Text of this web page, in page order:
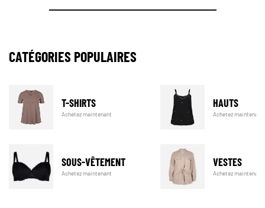
CATÉGORIES POPULAIRES
T-SHIRTS
Achetez maintenant
HAUTS
Achetez maintenant
SOUS-VÊTEMENT
Achetez maintenant
VESTES
Achetez maintenant